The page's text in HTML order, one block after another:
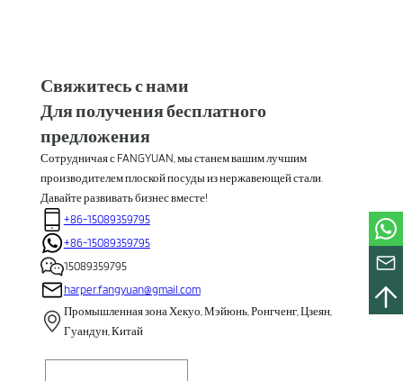
Свяжитесь с нами
Для получения бесплатного
предложения
Сотрудничая с FANGYUAN, мы станем вашим лучшим
производителем плоской посуды из нержавеющей стали.
Давайте развивать бизнес вместе!
+86-15089359795
+86-15089359795
15089359795
harper.fangyuan@gmail.com
Промышленная зона Хекуо, Мэйюнь, Ронгченг, Цзеян,
Гуандун, Китай